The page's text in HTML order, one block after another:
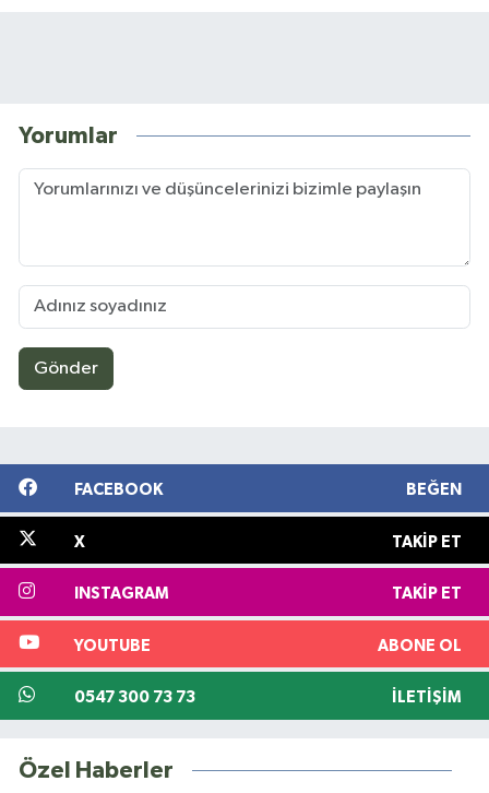
Yorumlar
Gönder
FACEBOOK BEĞEN
X TAKIP ET
INSTAGRAM TAKIP ET
YOUTUBE ABONE OL
0547 300 73 73 İLETIŞIM
Özel Haberler